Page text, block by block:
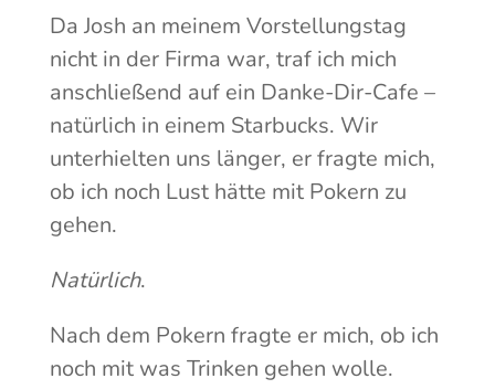
Da Josh an meinem Vorstellungstag
nicht in der Firma war, traf ich mich
anschließend auf ein Danke-Dir-Cafe –
natürlich in einem Starbucks. Wir
unterhielten uns länger, er fragte mich,
ob ich noch Lust hätte mit Pokern zu
gehen.
Natürlich.
Nach dem Pokern fragte er mich, ob ich
noch mit was Trinken gehen wolle.